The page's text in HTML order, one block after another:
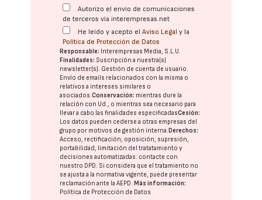
Autorizo el envío de comunicaciones
de terceros vía interempresas.net
He leído y acepto elAviso Legal y la
Política de Protección de Datos
Responsable: Interempresas Media, S.L.U.
Finalidades: Suscripción a nuestra(s)
newsletter(s). Gestión de cuenta de usuario.
Envío de emails relacionados con la misma o
relativos a intereses similares o
asociados.Conservación: mientras dure la
relación con Ud., o mientras sea necesario para
llevar a cabo las finalidades especificadasCesión:
Los datos pueden cederse a otras empresas del
grupo por motivos de gestión interna. Derechos:
Acceso, rectificación, oposición, supresión,
portabilidad, limitación del tratatamiento y
decisiones automatizadas: contacte con
nuestro DPD. Si considera que el tratamiento no
se ajusta a la normativa vigente, puede presentar
reclamación ante laAEPD. Más información:
Política de Protección de Datos